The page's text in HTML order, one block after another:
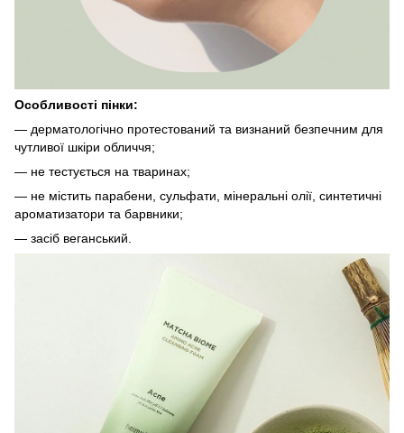
Особливості пінки:
— дерматологічно протестований та визнаний безпечним для
чутливої ​​шкіри обличчя;
— не тестується на тваринах;
— не містить парабени, сульфати, мінеральні олії, синтетичні
ароматизатори та барвники;
— засіб веганський.